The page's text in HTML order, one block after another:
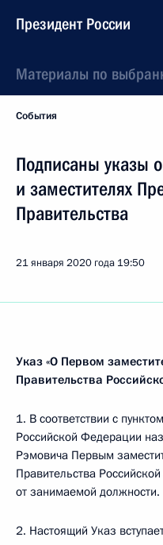
Президент России
Материалы по
События
Подписаны указы
и заместителях
Правительства
21 января 2020 года 19:50
Указ «О Первом
Правительства
1. В соответствии с
Российской Федерации
Рэмовича Первым
Правительства
от занимаемой должности.
2. Настоящий Указ